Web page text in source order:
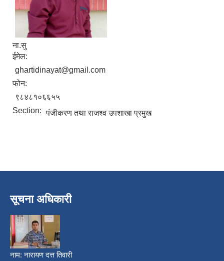
ना.सु
ईमेल:
ghartidinayat@gmail.com
फोन:
९८४८१०६६५५
Section: पंजीकरण तथा राजश्व उपशाखा प्रमुख
सूचना अधिकारी
नाम:नारायण दत्त तिवारी